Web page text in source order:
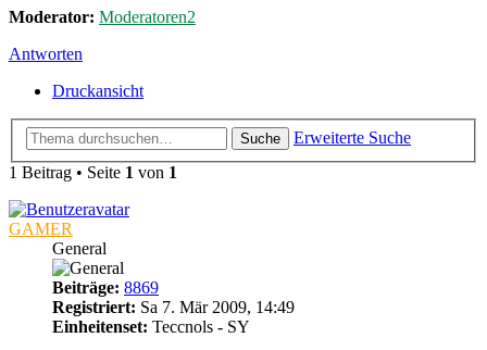
Moderator: Moderatoren2
Antworten
Druckansicht
Suche
Erweiterte Suche
1 Beitrag • Seite 1 von 1
GAMER
General
Beiträge: 8869
Registriert: Sa 7. Mär 2009, 14:49
Einheitenset: Teccnols - SY